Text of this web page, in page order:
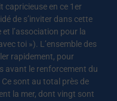
capricieuse en ce 1er
de s’inviter dans cette
l’association pour la
toi »). L’ensemble des
rapidement, pour
avant le renforcement du
sont au total près de
la mer, dont vingt sont